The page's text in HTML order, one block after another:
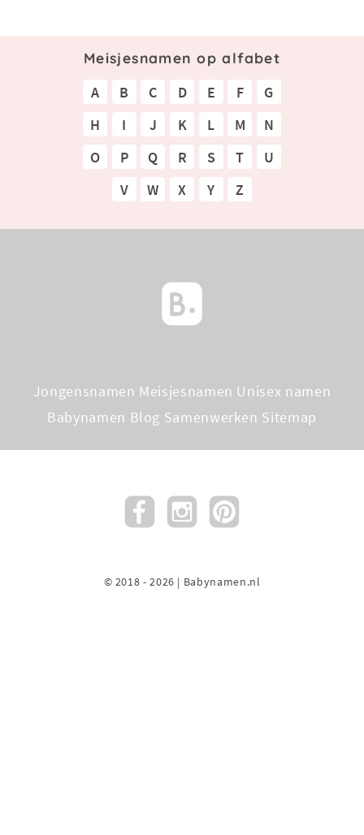
Meisjesnamen op alfabet
A B C D E F
G
H
I J K L M
N
O
P Q R S T
U
V
W X Y Z
Jongensnamen Meisjesnamen Unisex namen
Babynamen Blog Samenwerken Sitemap
© 2018 - 2026 | Babynamen.nl